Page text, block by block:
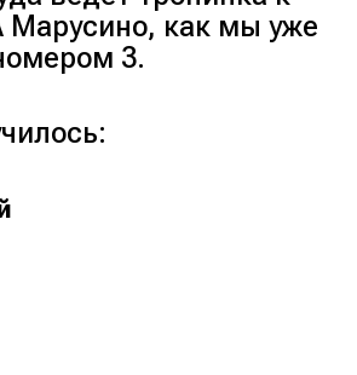
Марусино, как мы уже
3.